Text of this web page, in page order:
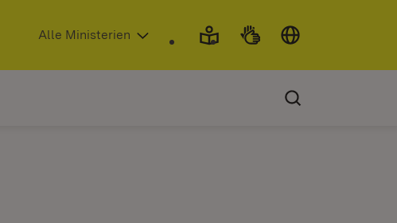
(Öffnet in neuem Fenster)
Alle Ministerien